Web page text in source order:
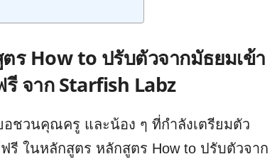
ร How to ปรับตัวจากมัธยมเข้า
จาก Starfish Labz
อชวนคุณครู และน้อง ๆ ที่กำลังเตรียมตัว
รี ในหลักสูตร หลักสูตร How to ปรับตัวจาก